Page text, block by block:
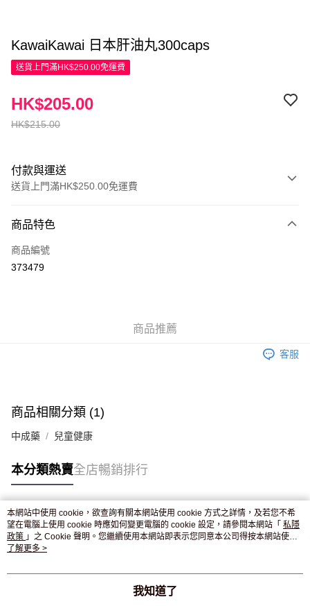
KawaiKawai 日本肝油丸300caps
送貨上門滿HK$250.00免運費
HK$215.00
HK$205.00
付款與運送
送貨上門滿HK$250.00免運費
信用卡
Apple Pay
付款後門市自取，訂單確認後2-4個工作天到店，7天內取。逾期後
商品特色
商品編號
373479
商品推薦
客服
商品相關分類 (1)
中成藥 兒童健康
本分類熱賣全店暢銷排行
熱門標籤
熱銷排行
本網站中使用 cookie，欲查詢有關本網站使用 cookie 方式之詳情，及若您不希
望在電腦上使用 cookie 時應如何變更電腦的 cookie 設定，請參閱本網站「 私隱
政策 」之 Cookie 聲明。您繼續使用本網站即表示您同意本公司得按本網站使用
條款之 Cookie 聲明使用 cookie。
了解更多 >
我知道了